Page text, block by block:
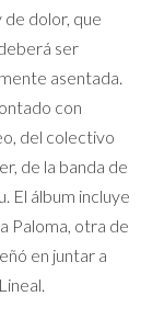
de dolor, que
ser
asentada.
con
del colectivo
de la banda de
El álbum incluye
Paloma, otra de
en juntar a